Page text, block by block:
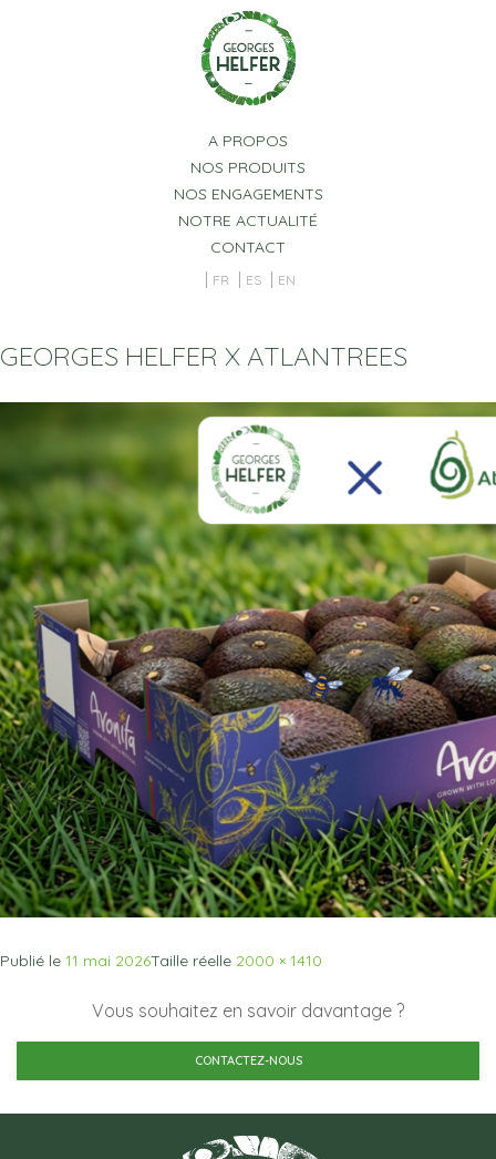
A PROPOS
NOS PRODUITS
NOS ENGAGEMENTS
NOTRE ACTUALITÉ
CONTACT
FR ES EN
GEORGES HELFER X ATLANTREES
Publié le 11 mai 2026Taille réelle 2000 × 1410
Vous souhaitez en savoir davantage ?
CONTACTEZ-NOUS
Panneau de gestion des cookies